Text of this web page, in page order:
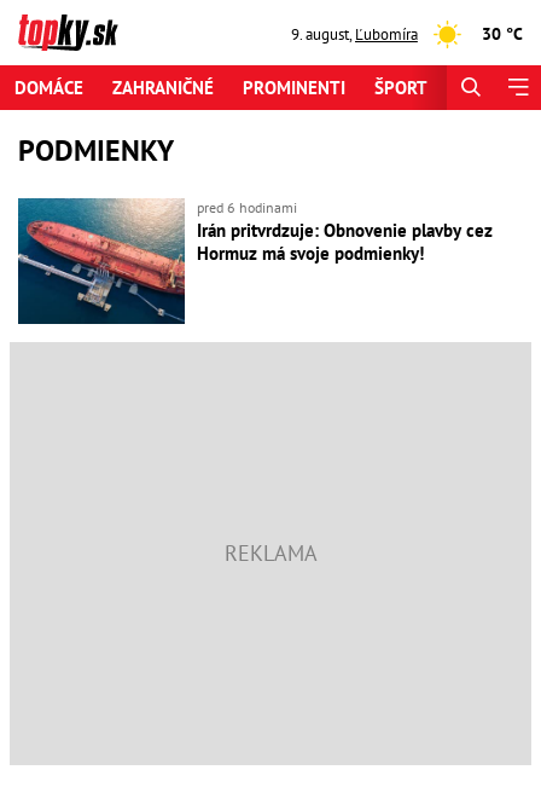
9. august,Ľubomíra 30 °C
DOMÁCE ZAHRANIČNÉ PROMINENTI ŠPORT
PODMIENKY
pred 6 hodinami
Irán pritvrdzuje: Obnovenie plavby cez
Hormuz má svoje podmienky!